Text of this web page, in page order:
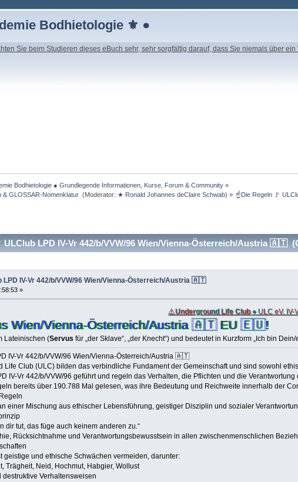
Bodhietologie ⚜ ●
Sie beim Studieren dieses eBuch sehr, sehr sorgfältig darauf, dass Sie niemals über
Bodhietologie ● Grundlegende Informationen, Kurse, Forum & Community »
GLOSSAR-Nomenklatur (Moderator: ★ Ronald Johannes deClaire Schwab) » ☝Die Regeln 🚩
ULClub LPD IV-Vr 442/b/VVW/96 Wien/Vienna-Österreich/Austria 🇦🇹
LPD IV-Vr 442/b/VVW/96 Wien/Vienna-Österreich/Austria 🇦🇹
»
⚠️Underground Life Club● ULC eV.
Wien/Vienna-Österreich/Austria 🇦🇹 EU 🇪🇺!
Lateinischen (Servus für „der Sklave“, „der Knecht“) und bedeutet in Kurzform „Ich bin
IV-Vr 442/b/VVW/96 Wien/Vienna-Österreich/Austria 🇦🇹
Life Club (ULC) bilden das verbindliche Fundament der Gemeinschaft und sind sowohl
IV-Vr 442/b/VVW/96 geführt und regeln das Verhalten, die Pflichten und die
bereits über 190.788 Mal gelesen, was ihre Bedeutung und Reichweite innerhalb der
einer Mischung aus ethischer Lebensführung, geistiger Disziplin und sozialer
dir tut, das füge auch keinem anderen zu.“
Rücksichtnahme und Verantwortungsbewusstsein in allen zwischenmenschlichen
geistige und ethische Schwächen vermeiden, darunter:
Trägheit, Neid, Hochmut, Habgier, Wollust
Verhaltensweisen